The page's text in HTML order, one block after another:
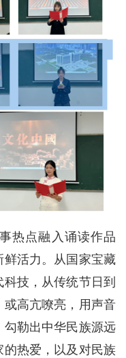
点融入诵读作品
活力。从国家宝藏
技，从传统节日到
高亢嘹亮，用声音
勒出中华民族源远
热爱，以及对民族